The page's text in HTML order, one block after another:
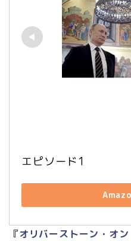
エピソード1
『オリバーストーン・オン